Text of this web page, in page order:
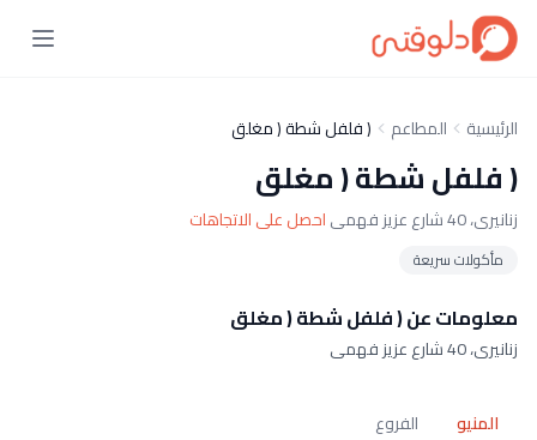
الرئيسية المطاعم ( فلفل شطة ( مغلق
( فلفل شطة ( مغلق
زنانيرى، 40 شارع عزيز فهمى احصل على الاتجاهات
مأكولات سريعة
معلومات عن ( فلفل شطة ( مغلق
زنانيرى، 40 شارع عزيز فهمى
المنيو الفروع